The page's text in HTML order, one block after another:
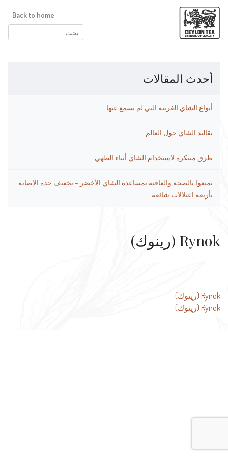
البحث
عن:
Back to home
أحدث المقالات
أنواع الشاي الغريبة التي لم تسمع عنها
تقاليد الشاي حول العالم
طرق مبتكرة لاستخدام الشاي أثناء الطهي
تمتعوا بالصحة والعافية بمساعدة الشاي الأخضر – تخفيف حدة الإصابة
بأربعة اعتلالات شائعة.
Rynok (رينوك)
تصفّح
المقالات
Rynok (رينوك)
Rynok (رينوك)